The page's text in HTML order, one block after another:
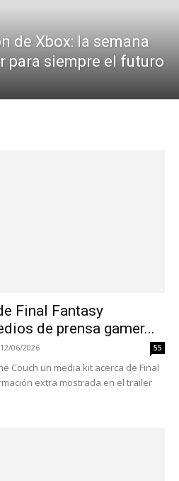
de Xbox: la semana
para siempre el futuro
Final Fantasy
de prensa gamer...
12/06/2026 55
Couch un media kit acerca de Final
extra mostrada en el trailer